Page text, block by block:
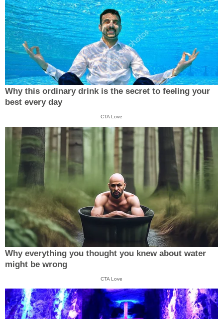
Why this ordinary drink is the secret to feeling your
best every day
CTA Love
Why everything you thought you knew about water
might be wrong
CTA Love